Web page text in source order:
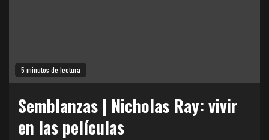
5 minutos de lectura
Semblanzas | Nicholas Ray: vivir
en las películas